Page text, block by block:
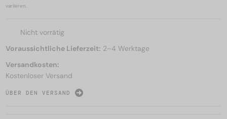
variieren.
Nicht vorrätig
Voraussichtliche Lieferzeit: 2–4 Werktage
Versandkosten:
Kostenloser Versand
ÜBER DEN VERSAND